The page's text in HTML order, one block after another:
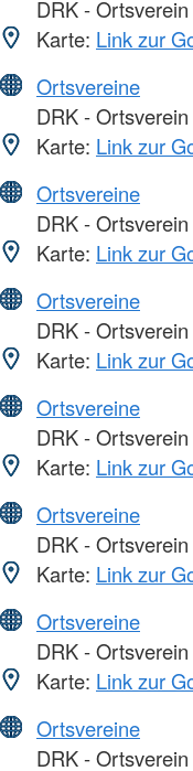
DRK -
Karte: Link zur
Ortsvereine
DRK -
Karte: Link zur
Ortsvereine
DRK -
Karte: Link zur
Ortsvereine
DRK -
Karte: Link zur
Ortsvereine
DRK -
Karte: Link zur
Ortsvereine
DRK -
Karte: Link zur
Ortsvereine
DRK -
Karte: Link zur
Ortsvereine
DRK -